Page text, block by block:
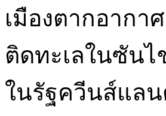
เมืองตากอาก
ติดทะเลในซัน
ในรัฐควีนส์แล